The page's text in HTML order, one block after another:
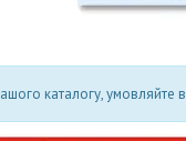
каталогу, умовляйте в